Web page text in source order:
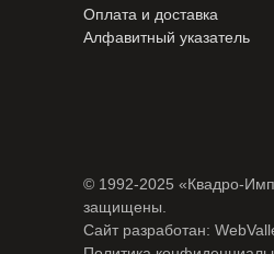
Оплата и доставка
Алфавитный указатель
© 1992-2025 «Квадро-
защищены.
Сайт разработан: